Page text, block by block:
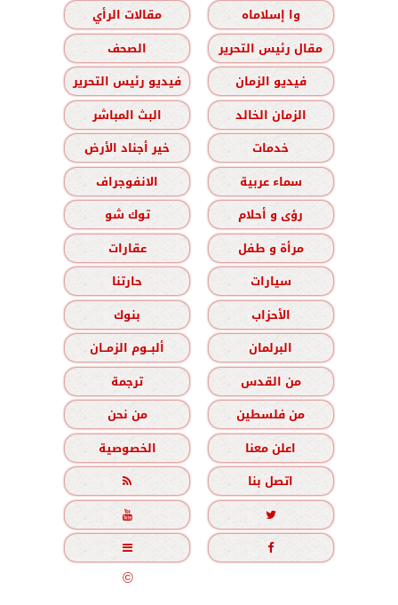
وا إسلاماه
مقالات الرأي
مقال رئيس التحرير
الصحف
فيديو الزمان
فيديو رئيس التحرير
الزمان الخالد
البث المباشر
خدمات
خير أجناد الأرض
سماء عربية
الانفوجراف
رؤى و أحلام
توك شو
مرأة و طفل
عقارات
سيارات
حارتنا
الأحزاب
بنوك
البرلمان
ألبــوم الزمــان
من القدس
ترجمة
من فلسطين
من نحن
اعلن معنا
الخصوصية
اتصل بنا





جميع الحقوق محفوظة©